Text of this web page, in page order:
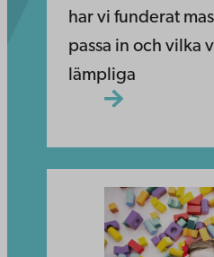
har vi funderat
passa in och vilka
lämpliga